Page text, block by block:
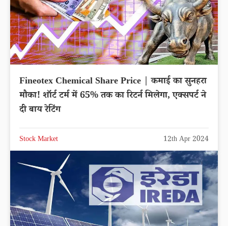
Fineotex Chemical Share Price | कमाई का सुनहरा
मौका! शॉर्ट टर्म में 65% तक का रिटर्न मिलेगा, एक्सपर्ट ने
दी बाय रेटिंग
Stock Market 12th Apr 2024